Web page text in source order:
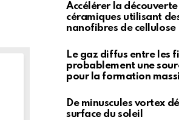
Accélérer la
céramiques utilisant
nanofibres de cellulose
Le gaz diffus entre les
probablement une
pour la formation
De minuscules vortex
surface du soleil